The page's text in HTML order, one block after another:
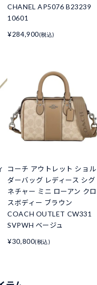
CHANEL AP5076 B23239
10601
¥284,900(税込)
コーチ アウトレット ショル
ダーバッグ レディース シグ
ネチャー ミニ ローアン クロ
スボディー ブラウン
COACH OUTLET CW331
SVPWH ベージュ
¥30,800(税込)